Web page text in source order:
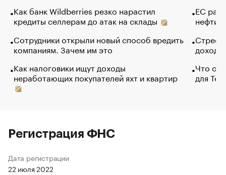
Как банк Wildberries резко нарастил
кредиты селлерам до атак на склады
Сотрудники открыли новый способ вредить
компаниям. Зачем им это
Как налоговики ищут доходы
неработающих покупателей яхт и квартир
ЕС
нефти
Что
для
Регистрация ФНС
Дата регистрации
22 июля 2022